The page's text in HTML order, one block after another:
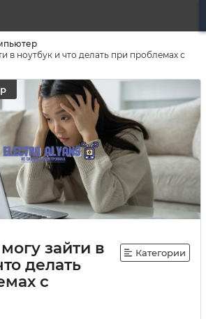
в ноутбук и что делать при проблемах с
зайти в
делать
с
Категории